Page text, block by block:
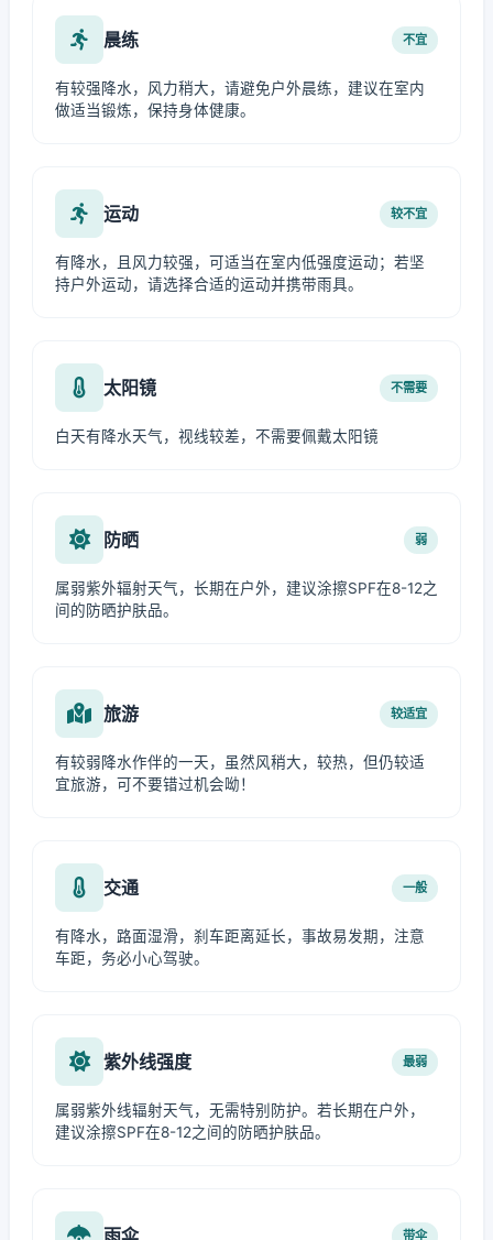
晨练 不宜
有较强降水，风力稍大，请避免户外晨练，建议在室内
做适当锻炼，保持身体健康。
运动 较不宜
有降水，且风力较强，可适当在室内低强度运动；若坚
持户外运动，请选择合适的运动并携带雨具。
太阳镜 不需要
白天有降水天气，视线较差，不需要佩戴太阳镜
防晒 弱
属弱紫外辐射天气，长期在户外，建议涂擦SPF在8-12之
间的防晒护肤品。
旅游 较适宜
有较弱降水作伴的一天，虽然风稍大，较热，但仍较适
宜旅游，可不要错过机会呦！
交通 一般
有降水，路面湿滑，刹车距离延长，事故易发期，注意
车距，务必小心驾驶。
紫外线强度 最弱
属弱紫外线辐射天气，无需特别防护。若长期在户外，
建议涂擦SPF在8-12之间的防晒护肤品。
雨伞 带伞